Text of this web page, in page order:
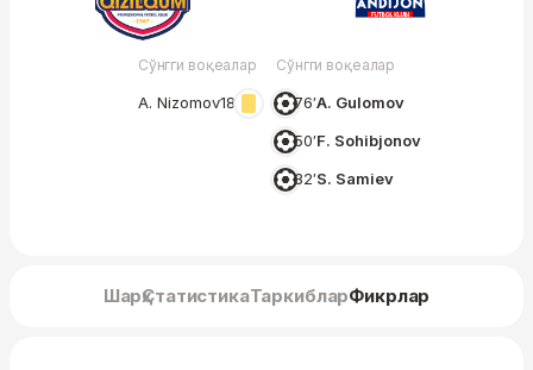
Сўнгги воқеалар
A. Nizomov18′
Сўнгги воқеалар
76′A. Gulomov
50′F. Sohibjonov
32′S. Samiev
ШарҳСтатистикаТаркибларФикрлар